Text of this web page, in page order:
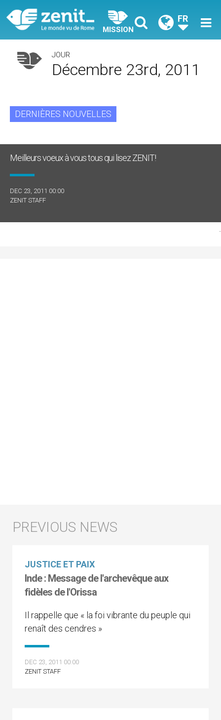
MISSION
FR
JOUR
Décembre 23rd, 2011
DERNIÈRES NOUVELLES
Meilleurs voeux à vous tous qui lisez ZENIT!
DEC 23, 2011 00:00
ZENIT STAFF
-
JUSTICE ET PAIX
Inde : Message de l'archevêque aux
fidèles de l'Orissa
Il rappelle que « la foi vibrante du peuple qui
renaît des cendres »
DEC 23, 2011 00:00
ZENIT STAFF